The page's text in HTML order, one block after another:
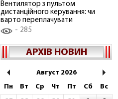
Вентилятор з пультом
дистанційного керування: чи
варто переплачувати
285
АРХІВ НОВИН
Август 2026
Пн
Вт Ср Чт Пт Сб
Вс